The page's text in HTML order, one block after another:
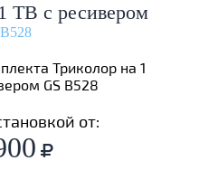
ТВ с ресивером
B528
от: